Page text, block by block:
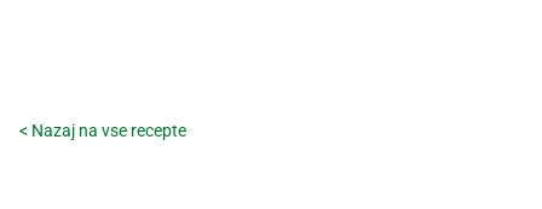
< Nazaj na vse recepte